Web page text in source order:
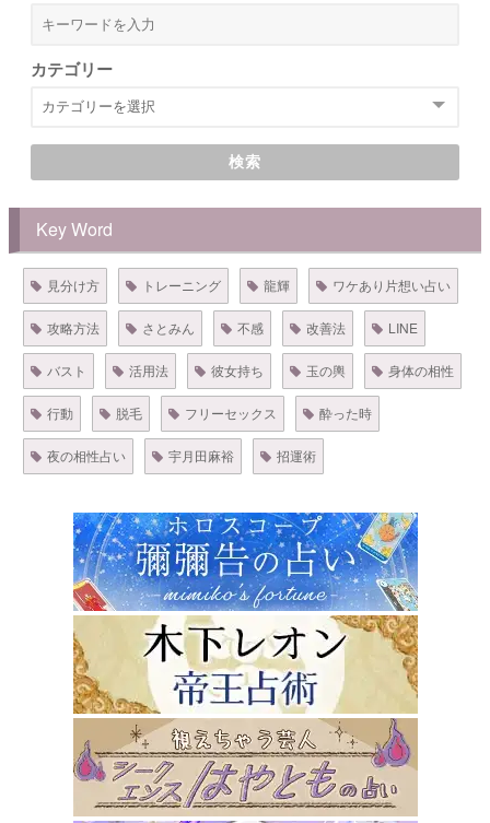
カテゴリー
検索
Key Word
見分け方 トレーニング 龍輝 ワケあり片想い占い
攻略方法 さとみん 不感 改善法 LINE
バスト 活用法 彼女持ち 玉の輿 身体の相性
行動 脱毛 フリーセックス 酔った時
夜の相性占い 宇月田麻裕 招運術